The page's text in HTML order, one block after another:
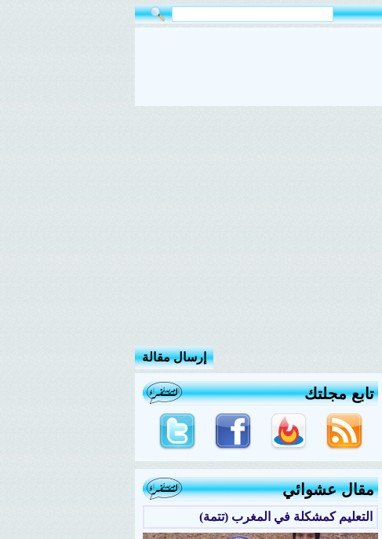
إرسال مقالة
تابع مجلتك
مقال عشوائي
التعليم كمشكلة في المغرب (تتمة)